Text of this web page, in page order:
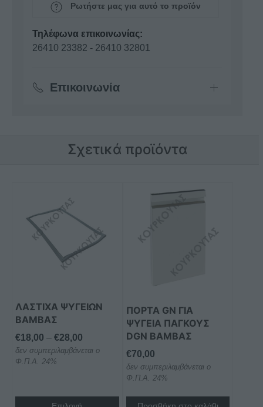
Ρωτήστε μας για αυτό το προϊόν
Τηλέφωνα επικοινωνίας:
26410 23382 - 26410 32801
Επικοινωνία
Σχετικά προϊόντα
ΛΑΣΤΙΧΑ ΨΥΓΕΙΩΝ
ΒΑΜΒΑΣ
€18,00 – €28,00
range:
δεν συμπεριλαμβάνεται ο
Φ.Π.Α. 24%
προϊόν
πολλαπλές
παραλλαγές.
μπορούν
να
επιλεγούν
στη
σελίδα
ΠΟΡΤΑ GN ΓΙΑ
ΨΥΓΕΙΑ ΠΑΓΚΟΥΣ
DGN BAMBAΣ
€70,00
δεν συμπεριλαμβάνεται ο
Φ.Π.Α. 24%